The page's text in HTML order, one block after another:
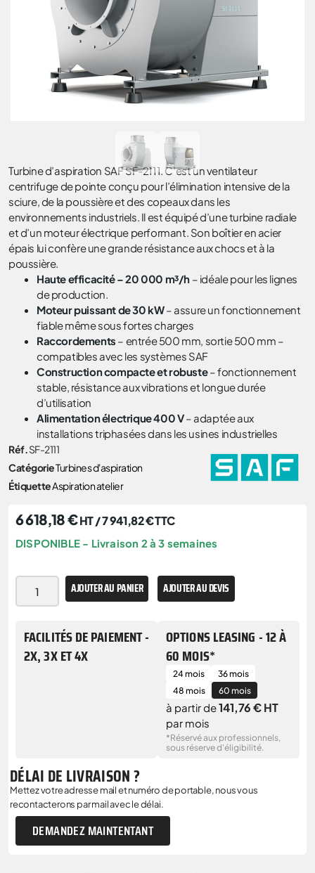
Turbine d’aspiration SAF SF-2111. C’estun ventilateur
centrifugede pointeconçu pour l’élimination intensive de la
sciure, de la poussière et des copeaux dans les
environnements industriels. Il est équipé d’une turbine radiale
et d’un moteur électrique performant. Son boîtier en acier
épais lui confère une grande résistance aux chocs et à la
poussière.
Haute efficacité – 20 000 m³/h – idéale pour les lignes
de production.
Moteur puissant de 30 kW– assure un fonctionnement
fiable même sous fortes charges
Raccordements – entrée 500 mm, sortie 500 mm –
compatibles avec les systèmes SAF
Construction compacte et robuste– fonctionnement
stable, résistance aux vibrations et longue durée
d’utilisation
Alimentation électrique 400 V– adaptée aux
installations triphasées dans les usines industrielles
Réf.SF-2111
CatégorieTurbines d'aspiration
ÉtiquetteAspiration atelier
6 618,18€HT /7 941,82€TTC
DISPONIBLE - Livraison 2 à 3 semaines
AJOUTER AU PANIER AJOUTER AU DEVIS
FACILITÉS DE PAIEMENT -
2X, 3X ET 4X
OPTIONS LEASING - 12 À
60 MOIS*
24 mois
36 mois
48 mois
60 mois
à partir de141,76 € HT
par mois
*Réservé aux professionnels,
sous réserve d'éligibilité.
DÉLAI DE LIVRAISON ?
Mettez votre adresse mail et numéro de portable, nous vous
recontacterons par mail avec le délai.
DEMANDEZ MAINTENTANT